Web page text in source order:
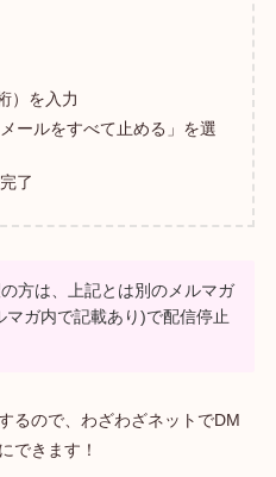
）を入力
ールをすべて止める」を選
了
方は、上記とは別のメルマガ
ガ内で記載あり)で配信停止
るので、わざわざネットでDM
できます！